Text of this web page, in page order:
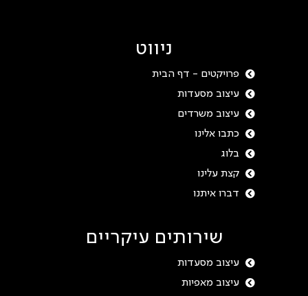
ניווט
פרויקטים - דף הבית
עיצוב מסעדות
עיצוב משרדים
כתבו אלינו
בלוג
קצת עלינו
דברו איתנו
שירותים עיקריים
עיצוב מסעדות
עיצוב מאפיות